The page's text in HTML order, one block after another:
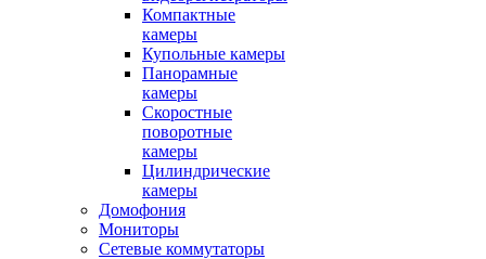
Компактные
камеры
Купольные камеры
Панорамные
камеры
Скоростные
поворотные
камеры
Цилиндрические
камеры
Домофония
Мониторы
Сетевые коммутаторы